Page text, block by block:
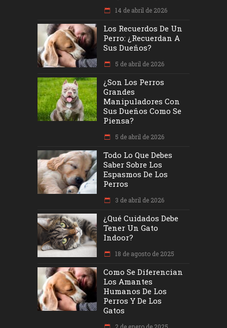
14 de abril de 2026
Los Recuerdos De Un
Perro: ¿recuerdan A
Sus Dueños?
5 de abril de 2026
¿Son Los Perros
Grandes
Manipuladores Con
Sus Dueños Como Se
Piensa?
5 de abril de 2026
Todo Lo Que Debes
Saber Sobre Los
Espasmos De Los
Perros
3 de abril de 2026
¿Qué Cuidados Debe
Tener Un Gato
Indoor?
18 de agosto de 2025
Como Se Diferencian
Los Amantes
Humanos De Los
Perros Y De Los
Gatos